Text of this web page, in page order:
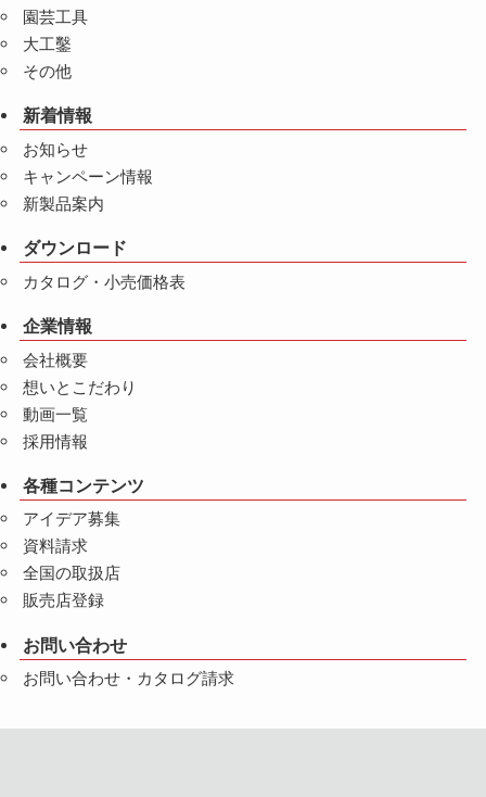
園芸工具
大工鑿
その他
新着情報
お知らせ
キャンペーン情報
新製品案内
ダウンロード
カタログ・小売価格表
企業情報
会社概要
想いとこだわり
動画一覧
採用情報
各種コンテンツ
アイデア募集
資料請求
全国の取扱店
販売店登録
お問い合わせ
お問い合わせ・カタログ請求